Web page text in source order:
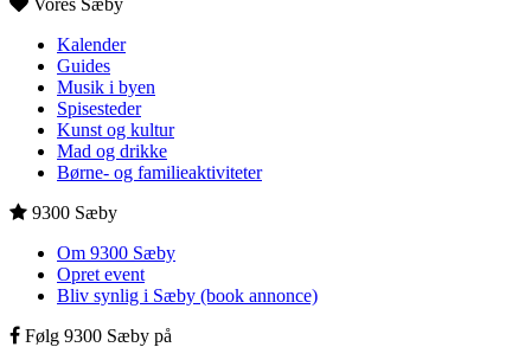
Vores Sæby
Kalender
Guides
Musik i byen
Spisesteder
Kunst og kultur
Mad og drikke
Børne- og familieaktiviteter
9300 Sæby
Om 9300 Sæby
Opret event
Bliv synlig i Sæby (book annonce)
Følg 9300 Sæby på